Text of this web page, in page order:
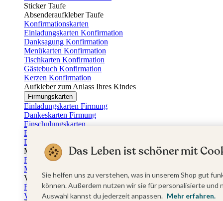
Sticker Taufe
Absenderaufkleber Taufe
Konfirmationskarten
Einladungskarten Konfirmation
Danksagung Konfirmation
Menükarten Konfirmation
Tischkarten Konfirmation
Gästebuch Konfirmation
Kerzen Konfirmation
Aufkleber zum Anlass Ihres Kindes
Firmungskarten
Einladungskarten Firmung
Dankeskarten Firmung
Einschulungskarten
Einladungskarten Einschulung
Danksagung Einschulung
Muttertag
Fotogeschenke Muttertag
Muttertagskarten
Vatertag
Fotogeschenke Vatertag
Vatertagskarten
Das Leben ist schöner mit
Sie helfen uns zu verstehen, was in unserem Shop gut
können. Außerdem nutzen wir sie für personalisierte
Auswahl kannst du jederzeit anpassen. Mehr erfahren.